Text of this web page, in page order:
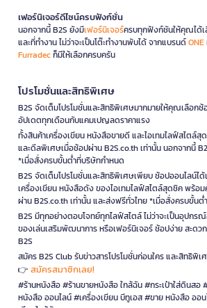
เฟอร์นิเจอร์ดีไซน์ครบฟังก์ชั่น
นอกจากนี้ B2S ยังมีเฟอร์นิเจอร์ครบทุกฟังก์ชันให้คุณได้
และที่ทำงาน ไม่ว่าจะเป็นโต๊ะทำงานพับได้ จากแบรนด์ONE
Furradecก็มีให้เลือกครบครัน
โปรโมชั่นและสิทธิพิเศษ
B2S จัดเต็มโปรโมชั่นและสิทธิพิเศษมากมายให้คุณเลือกช้
อัปเดตทุกเดือนกับแคมเปญลดราคาแรง
ทั้งสินค้าเครื่องเขียน หนังสือขายดี และไอเทมไลฟ์สไตล์
และดีลพิเศษเมื่อช้อปผ่าน B2S.co.th เท่านั้น นอกจากนี้
*เมื่อสั่งครบขั้นต่ำที่บริษัทกำหนด
B2S จัดเต็มโปรโมชั่นและสิทธิพิเศษเพียบ ช้อปออนไลน์ไ
เครื่องเขียน หนังสือดัง ของไอเทมไลฟ์สไตล์สุดชิค พร้อ
ผ่าน B2S.co.th เท่านั้น และส่งฟรีทั่วไทย *เมื่อสั่งครบขั้น
B2S มีทุกอย่างตอบโจทย์ทุกไลฟ์สไตล์ ไม่ว่าจะเป็นอุปกร
ของเล่นเสริมพัฒนาการ หรือเฟอร์นิเจอร์ ช้อปง่าย สะดว
B2S
สมัคร B2S Club รับข่าวสารโปรโมชั่นก่อนใคร และสิทธิพิเ
👉 สมัครสมาชิกเลย!
#ร้านหนังสือ #ร้านขายหนังสือ ใกล้ฉัน #กระเป๋าใส่ดินสอ
หนังสือ ออนไลน์ #เครื่องเขียน บีทูเอส #ขาย หนังสือ ออ